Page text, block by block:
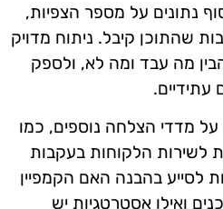
נתונים על מספר הצפיות,
שהתוכן קיבל. ניתוח מדויק
מה עבד ומה לא, ולספק
עתידיים.
מדדי הצלחה נוספים, כמו
לשירות הלקוחות בעקבות
לסייע בהבנה האם הקמפיין
ואילו אסטרטגיות יש